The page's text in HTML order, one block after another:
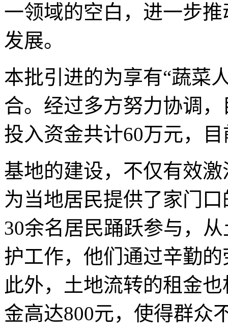
一领域的空白，进一步
发展。
本批引进的为享有“蔬菜
合。经过多方努力协调
投入资金共计60万元，
基地的建设，不仅有效
为当地居民提供了家门
30余名居民踊跃参与，
护工作，他们通过辛勤
此外，土地流转的租金
金高达800元，使得群众